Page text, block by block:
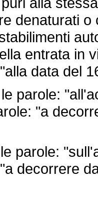
denaturati
entrata in
data del
parole:
"a
parole:
decorrere